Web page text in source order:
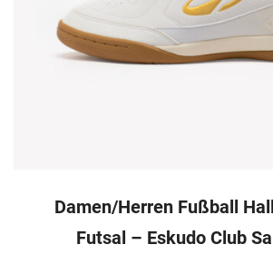
Damen/Herren Fußball
Futsal – Eskudo Club